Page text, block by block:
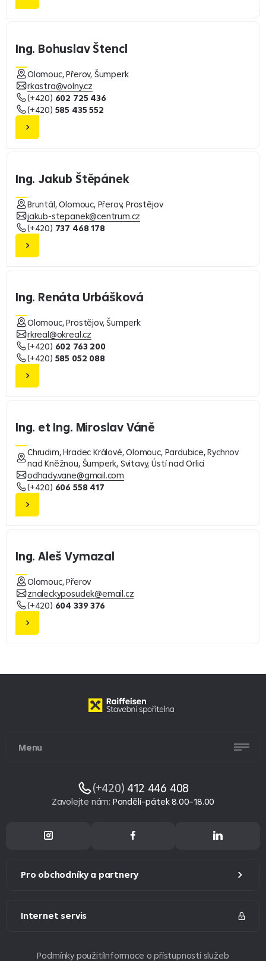
Ing. Bohuslav Štencl
Olomouc, Přerov, Šumperk
rkastra@volny.cz
(+420) 602 725 436
(+420) 585 435 552
Ing. Jakub Štěpánek
Bruntál, Olomouc, Přerov, Prostějov
jakub-stepanek@centrum.cz
(+420) 737 468 178
Ing. Renáta Urbášková
Olomouc, Prostějov, Šumperk
rkreal@okreal.cz
(+420) 602 763 200
(+420) 585 052 088
Ing. et Ing. Miroslav Váně
Chrudim, Hradec Králové, Olomouc, Pardubice, Rychnov
nad Kněžnou, Šumperk, Svitavy, Ústí nad Orlicí
odhady.vane@gmail.com
(+420) 606 558 417
Ing. Aleš Vymazal
Olomouc, Přerov
znaleckyposudek@email.cz
(+420) 604 339 376
Menu
(+420) 412 446 408
Zavolejte nám: Pondělí–pátek 8.00–18.00
Pro obchodníky a partnery
Internet servis
Podmínky použitíInformace o přístupnosti služeb